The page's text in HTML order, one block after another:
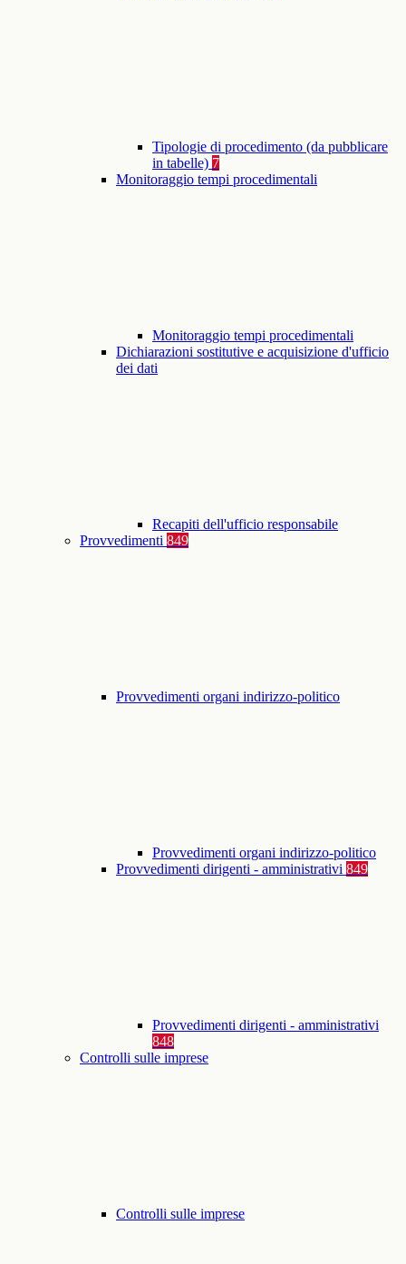
Tipologie di procedimento (da pubblicare
in tabelle) 7
Monitoraggio tempi procedimentali
Monitoraggio tempi procedimentali
Dichiarazioni sostitutive e acquisizione d'ufficio
dei dati
Recapiti dell'ufficio responsabile
Provvedimenti 849
Provvedimenti organi indirizzo-politico
Provvedimenti organi indirizzo-politico
Provvedimenti dirigenti - amministrativi 849
Provvedimenti dirigenti - amministrativi
848
Controlli sulle imprese
Controlli sulle imprese